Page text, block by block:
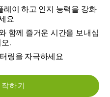
레이 하고 인지 능력을 강화
요
함께 즐거운 시간을 보내십
.
링을 자극하세요
하기